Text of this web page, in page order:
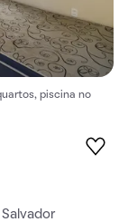
piscina no
Salvador